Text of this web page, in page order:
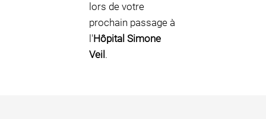
lors de votre
prochain passage à
l'Hôpital Simone
Veil .